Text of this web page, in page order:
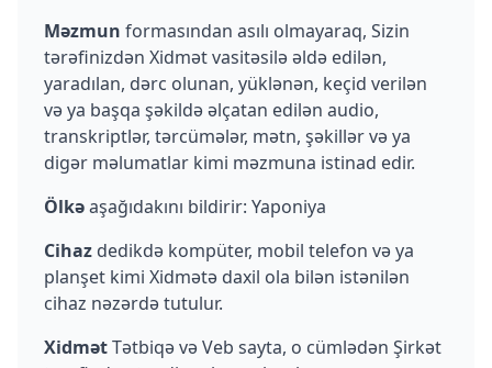
Məzmun formasından asılı olmayaraq, Sizin
tərəfinizdən Xidmət vasitəsilə əldə edilən,
yaradılan, dərc olunan, yüklənən, keçid verilən
və ya başqa şəkildə əlçatan edilən audio,
transkriptlər, tərcümələr, mətn, şəkillər və ya
digər məlumatlar kimi məzmuna istinad edir.
Ölkəaşağıdakını bildirir: Yaponiya
Cihaz dedikdə kompüter, mobil telefon və ya
planşet kimi Xidmətə daxil ola bilən istənilən
cihaz nəzərdə tutulur.
XidmətTətbiqə və Veb sayta, o cümlədən Şirkət